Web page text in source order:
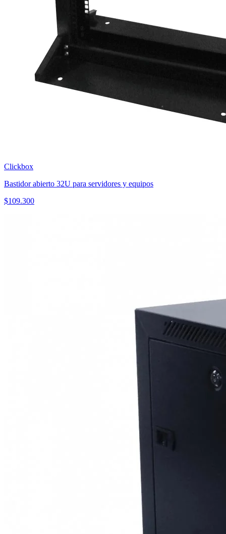
Clickbox
Bastidor abierto 32U para servidores y equipos
$109.300